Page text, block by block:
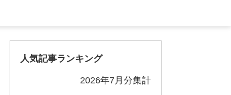
人気記事ランキング
2026年7月分集計